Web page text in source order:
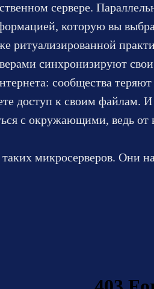
сервере.
которую вы
ритуализированной
синхронизируют
сообщества
доступ к своим файлам.
с окружающими, ведь от
микросерверов. Они